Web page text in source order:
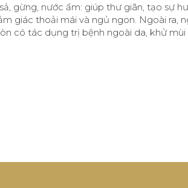
gừng, nước ấm: giúp thư giãn, tạo sự
giác thoải mái và ngủ ngon. Ngoài ra,
có tác dụng trị bệnh ngoài da, khử mùi